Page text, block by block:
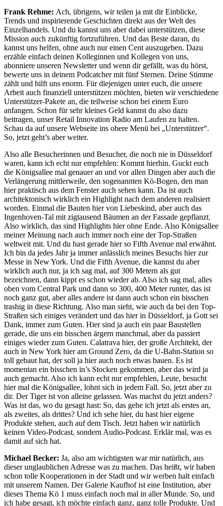
Frank Rehme: Ach, übrigens, wir teilen ja mit dir Einblicke,
Trends und inspirierende Geschichten direkt aus der Welt des
Einzelhandels. Und du kannst uns aber dabei unterstützen, diese
Mission auch zukünftig fortzuführen. Und das Beste daran, du
kannst uns helfen, ohne auch nur einen Cent auszugeben. Dazu
erzähle einfach deinen Kolleginnen und Kollegen von uns,
abonniere unseren Newsletter und wenn dir gefällt, was du hörst,
bewerte uns in deinem Podcatcher mit fünf Sternen. Deine Stimme
zählt und hilft uns enorm. Für diejenigen unter euch, die unsere
Arbeit auch finanziell unterstützen möchten, bieten wir verschiedene
Unterstützer-Pakete an, die teilweise schon bei einem Euro
anfangen. Schon für sehr kleines Geld kannst du also dazu
beitragen, unser Retail Innovation Radio am Laufen zu halten.
Schau da auf unsere Webseite ins obere Menü bei „Unterstützer“.
So, jetzt geht’s aber weiter.
Also alle Besucherinnen und Besucher, die noch nie in Düsseldorf
waren, kann ich echt nur empfehlen: Kommt hierhin. Guckt euch
die Königsallee mal genauer an und vor allen Dingen aber auch die
Verlängerung mittlerweile, den sogenannten Kö-Bogen, den man
hier praktisch aus dem Fenster auch sehen kann. Da ist auch
architektonisch wirklich ein Highlight nach dem anderen realisiert
worden. Einmal die Bauten hier von Liebeskind, aber auch das
Ingenhoven-Tal mit zigtausend Bäumen an der Fassade gepflanzt.
Also wirklich, das sind Highlights hier ohne Ende. Also Königsallee
meiner Meinung nach auch immer noch eine der Top-Straßen
weltweit mit. Und du hast gerade hier so Fifth Avenue mal erwähnt.
Ich bin da jedes Jahr ja immer anlässlich meines Besuchs hier zur
Messe in New York. Und die Fifth Avenue, die kannst du aber
wirklich auch nur, ja ich sag mal, auf 300 Metern als gut
bezeichnen, dann kippt es schon wieder ab. Also ich sag mal, alles
oben vom Central Park und dann so 300, 400 Meter runter, das ist
noch ganz gut, aber alles andere ist dann auch schon ein bisschen
trashig in diese Richtung. Also man sieht, wie auch da bei den Top-
Straßen sich einiges verändert und das hier in Düsseldorf, ja Gott sei
Dank, immer zum Guten. Hier sind ja auch ein paar Baustellen
gerade, die uns ein bisschen ärgern manchmal, aber da passiert
einiges wieder zum Guten. Calatrava hier, der große Architekt, der
auch in New York hier am Ground Zero, da die U-Bahn-Station so
toll gebaut hat, der soll ja hier auch noch etwas bauen. Es ist
momentan ein bisschen in’s Stocken gekommen, aber das wird ja
auch gemacht. Also ich kann echt nur empfehlen, Leute, besucht
hier mal die Königsallee, lohnt sich in jedem Fall. So, jetzt aber zu
dir. Der Tiger ist von alleine gelassen. Was machst du jetzt anders?
Was ist das, wo du gesagt hast: So, das gehe ich jetzt als erstes an,
als zweites, als drittes? Und ich sehe hier, du hast hier eigene
Produkte stehen, auch auf dem Tisch. Jetzt haben wir natürlich
keinen Video-Podcast, sondern Audio-Podcast. Erklär mal, was es
damit auf sich hat.
Michael Becker: Ja, also am wichtigsten war mir natürlich, aus
dieser unglaublichen Adresse was zu machen. Das heißt, wir haben
schon tolle Kooperationen in der Stadt und wir werben halt einfach
mit unserem Namen. Der Galerie Kaufhof ist eine Institution, aber
dieses Thema Kö 1 muss einfach noch mal in aller Munde. So, und
ich habe gesagt, ich möchte einfach ganz, ganz tolle Produkte. Und